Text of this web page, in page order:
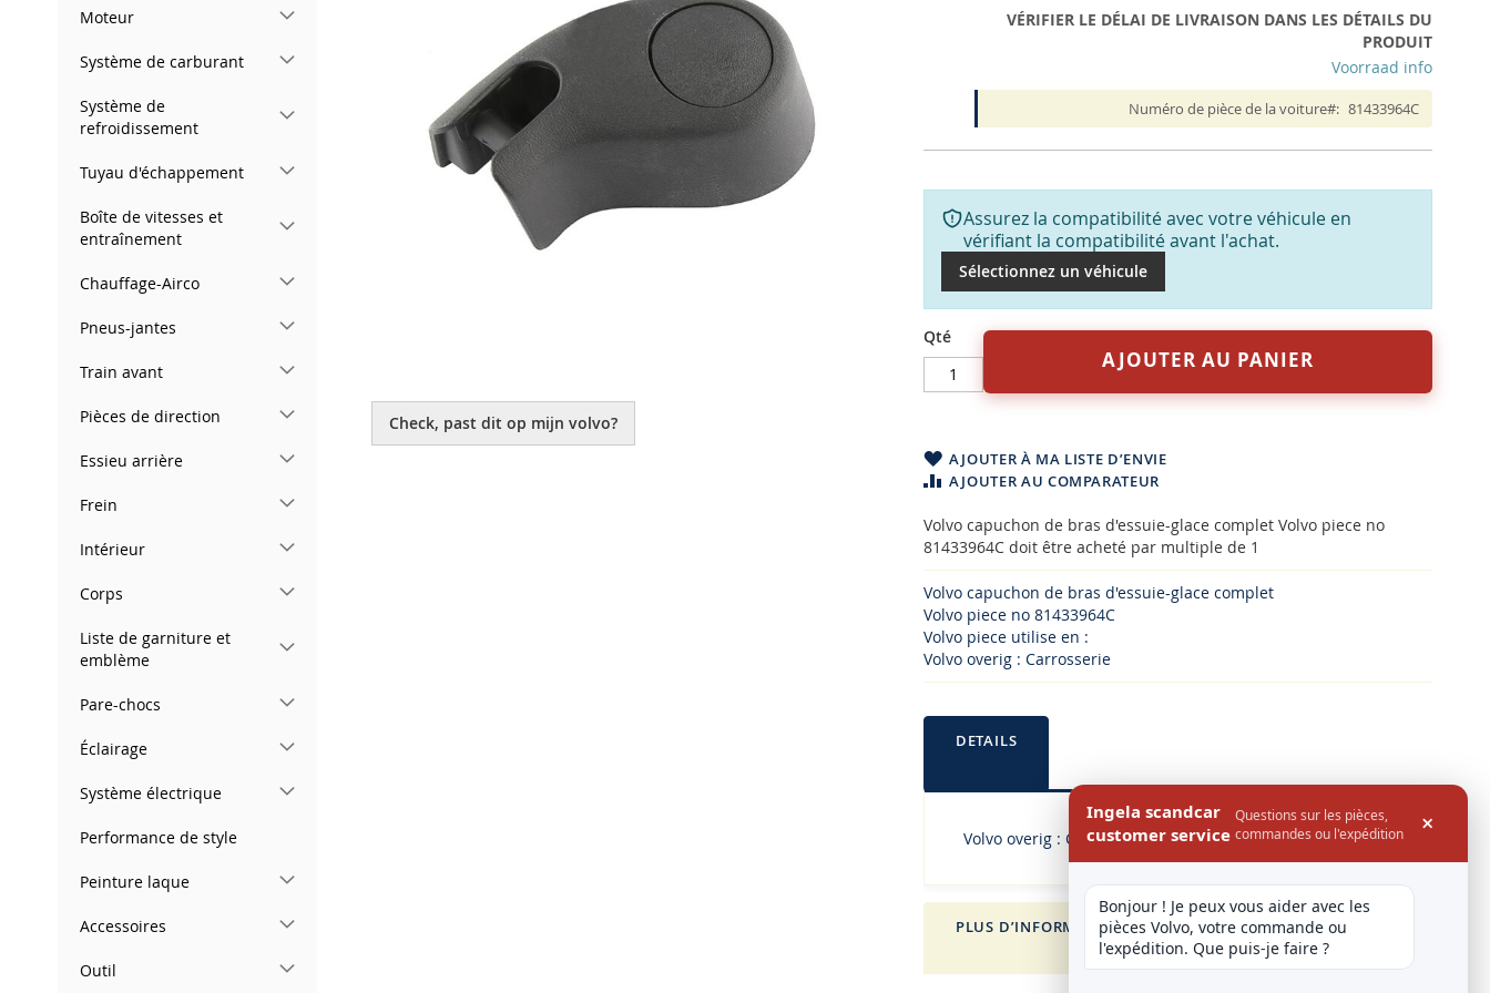
to
the
beginning
VÉRIFIER LE DÉLAI DE LIVRAISON DANS LES DÉTAILS DU
PRODUIT
Voorraad info
Numéro de pièce de la voiture 81433964C
Assurez la compatibilité avec votre véhicule en
vérifiant la compatibilité avant l'achat.
Sélectionnez un véhicule
Qté
AJOUTER AU PANIER
AJOUTER À MA LISTE D’ENVIE
AJOUTER AU COMPARATEUR
Volvo capuchon de bras d'essuie-glace complet Volvo piece no
81433964C doit être acheté par multiple de 1
Volvo capuchon de bras d'essuie-glace complet
Volvo piece no 81433964C
Volvo piece utilise en :
Volvo overig : Carrosserie
DETAILS
Volvo overig : Carrosserie
PLUS D’INFORMATION FOR VOLVO
Check, past dit op mijn volvo?
Moteur
Système de carburant
Système de
refroidissement
Tuyau d'échappement
Boîte de vitesses et
entraînement
Chauffage-Airco
Pneus-jantes
Train avant
Pièces de direction
Essieu arrière
Frein
Intérieur
Corps
Liste de garniture et
emblème
Pare-chocs
Éclairage
Système électrique
Performance de style
Peinture laque
Accessoires
Outil
Ingela scandcar
customer service
Questions sur les pièces,
commandes ou l'expédition
×
Bonjour ! Je peux vous aider avec les
pièces Volvo, votre commande ou
l'expédition. Que puis-je faire ?